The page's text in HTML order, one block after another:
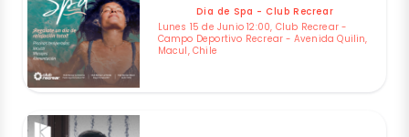
Dia de Spa - Club Recrear
Lunes 15 de Junio 12:00, Club Recrear -
Campo Deportivo Recrear - Avenida Quilin,
Macul, Chile